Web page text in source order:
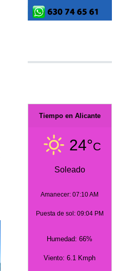
Tiempo en Alicante
24°C
Soleado
Amanecer: 07:10 AM
Puesta de sol: 09:04 PM
Humedad: 66%
Viento: 6.1 Kmph